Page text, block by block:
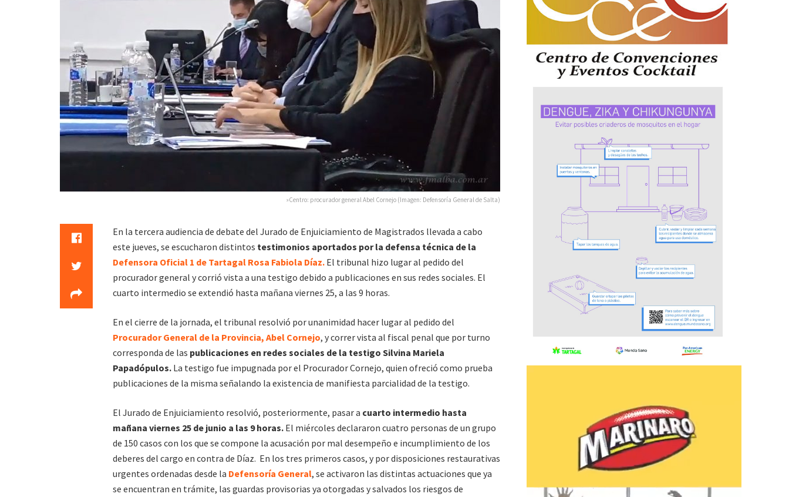
»Centro: procurador general Abel Cornejo (Imagen: Defensoría General de Salta)
En la tercera audiencia de debate del Jurado de Enjuiciamiento de Magistrados llevada a cabo
este jueves, se escucharon distintos testimonios aportados por la defensa técnica de la
Defensora Oficial 1 de Tartagal Rosa Fabiola Díaz. El tribunal hizo lugar al pedido del
procurador general y corrió vista a una testigo debido a publicaciones en sus redes sociales. El
cuarto intermedio se extendió hasta mañana viernes 25, a las 9 horas.
En el cierre de la jornada, el tribunal resolvió por unanimidad hacer lugar al pedido del
Procurador General de la Provincia, Abel Cornejo, y correr vista al fiscal penal que por turno
corresponda de las publicaciones en redes sociales de la testigo Silvina Mariela
Papadópulos. La testigo fue impugnada por el Procurador Cornejo, quien ofreció como prueba
publicaciones de la misma señalando la existencia de manifiesta parcialidad de la testigo.
El Jurado de Enjuiciamiento resolvió, posteriormente, pasar a cuarto intermedio hasta
mañana viernes 25 de junio a las 9 horas. El miércoles declararon cuatro personas de un grupo
de 150 casos con los que se compone la acusación por mal desempeño e incumplimiento de los
deberes del cargo en contra de Díaz. En los tres primeros casos, y por disposiciones restaurativas
urgentes ordenadas desde la Defensoría General, se activaron las distintas actuaciones que ya
se encuentran en trámite, las guardas provisorias ya otorgadas y salvados los riesgos de